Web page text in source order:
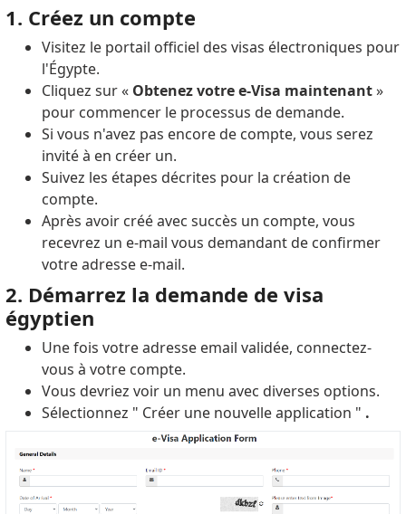
1. Créez un compte
Visitez le portail officiel des visas électroniques pour
l'Égypte.
Cliquez sur «Obtenez votre e-Visa maintenant»
pour commencer le processus de demande.
Si vous n'avez pas encore de compte, vous serez
invité à en créer un.
Suivez les étapes décrites pour la création de
compte.
Après avoir créé avec succès un compte, vous
recevrez un e-mail vous demandant de confirmer
votre adresse e-mail.
2. Démarrez la demande de visa
égyptien
Une fois votre adresse email validée, connectez-
vous à votre compte.
Vous devriez voir un menu avec diverses options.
Sélectionnez " Créer une nouvelle application " .